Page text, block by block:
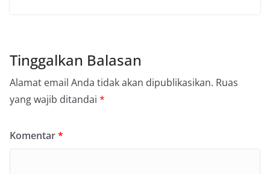
Tinggalkan Balasan
Alamat email Anda tidak akan dipublikasikan. Ruas
yang wajib ditandai *
Komentar*